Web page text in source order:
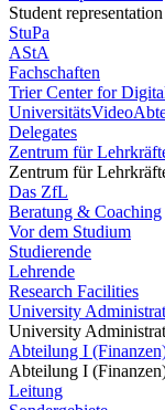
Student representation
StuPa
AStA
Fachschaften
Trier Center for
Delegates
Zentrum für
Zentrum für
Das ZfL
Beratung & Coaching
Vor dem Studium
Studierende
Lehrende
Research Facilities
University
University
Abteilung I
Abteilung I
Leitung